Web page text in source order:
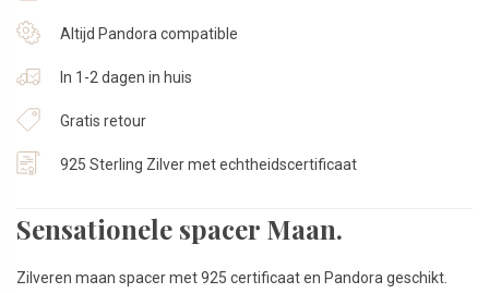
Altijd Pandora compatible
In 1-2 dagen in huis
Gratis retour
925 Sterling Zilver met echtheidscertificaat
Sensationele spacer Maan.
Zilveren maan spacer met 925 certificaat en Pandora geschikt.